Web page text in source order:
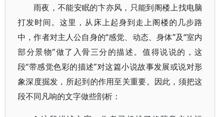
雨夜，不能安眠的卞亦风，只能到阁楼上找电脑
打发时间。这里，从床上起身到走上阁楼的几步路
中，作者对主人公自身的“感觉、动态、身体”及“室内
部分景物”做了入骨三分的描述。值得说说的，这
段“带感觉色彩的描述”对这篇小说故事发展或说对形
象深度掘发，所起到的作用至关重要。因此，须把这
段不同凡响的文字做些剖析：